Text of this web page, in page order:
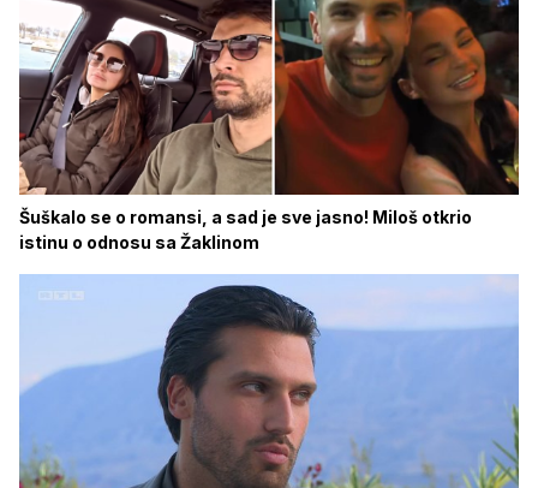
Šuškalo se o romansi, a sad je sve jasno! Miloš otkrio
istinu o odnosu sa Žaklinom